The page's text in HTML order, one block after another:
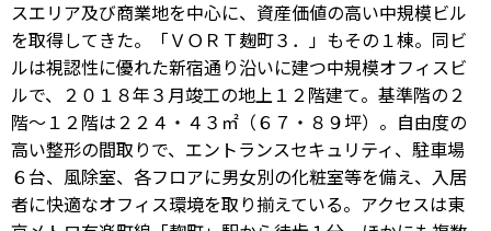
スエリア及び商業地を中心に、資産価値の高い中規模ビル
を取得してきた。「ＶＯＲＴ麹町３．」もその１棟。同ビ
ルは視認性に優れた新宿通り沿いに建つ中規模オフィスビ
ルで、２０１８年３月竣工の地上１２階建て。基準階の２
階～１２階は２２４・４３㎡（６７・８９坪）。自由度の
高い整形の間取りで、エントランスセキュリティ、駐車場
６台、風除室、各フロアに男女別の化粧室等を備え、入居
者に快適なオフィス環境を取り揃えている。アクセスは東